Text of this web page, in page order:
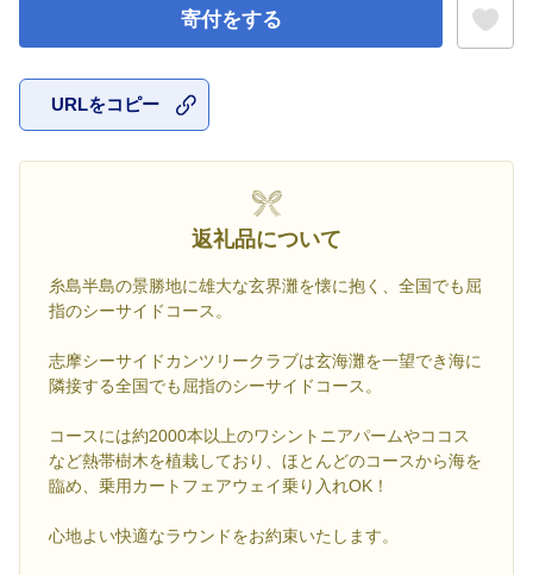
寄付をする
URLをコピー
返礼品について
糸島半島の景勝地に雄大な玄界灘を懐に抱く、全国でも屈
指のシーサイドコース。
志摩シーサイドカンツリークラブは玄海灘を一望でき海に
隣接する全国でも屈指のシーサイドコース。
コースには約2000本以上のワシントニアパームやココス
など熱帯樹木を植栽しており、ほとんどのコースから海を
臨め、乗用カートフェアウェイ乗り入れOK！
心地よい快適なラウンドをお約束いたします。